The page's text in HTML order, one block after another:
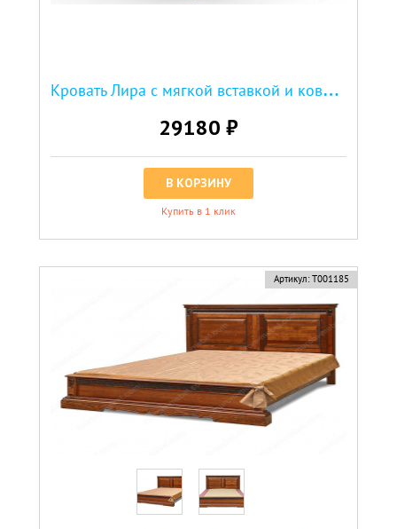
К
ровать Лира с мягкой вставкой и ковкой
29180 ₽
В КОРЗИНУ
Купить в 1 клик
Артикул: Т001185